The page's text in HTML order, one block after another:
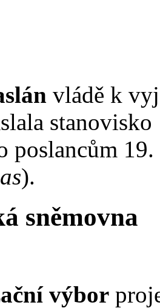
vládě k
poslancům
).
sněmovna
výbor